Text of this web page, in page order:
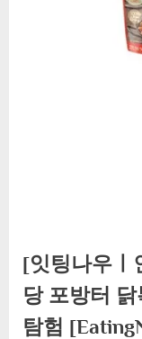
[잇팅나우ㅣ
당 포방터
탐험